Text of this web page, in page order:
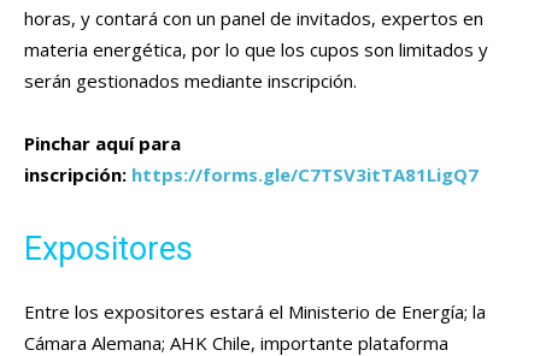
horas, y contará con un panel de invitados, expertos en
materia energética, por lo que los cupos son limitados y
serán gestionados mediante inscripción.
Pinchar aquí para
inscripción: https://forms.gle/C7TSV3itTA81LigQ7
Expositores
Entre los expositores estará el Ministerio de Energía; la
Cámara Alemana; AHK Chile, importante plataforma